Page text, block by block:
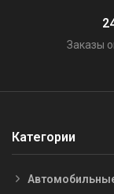
Заказы
Категории